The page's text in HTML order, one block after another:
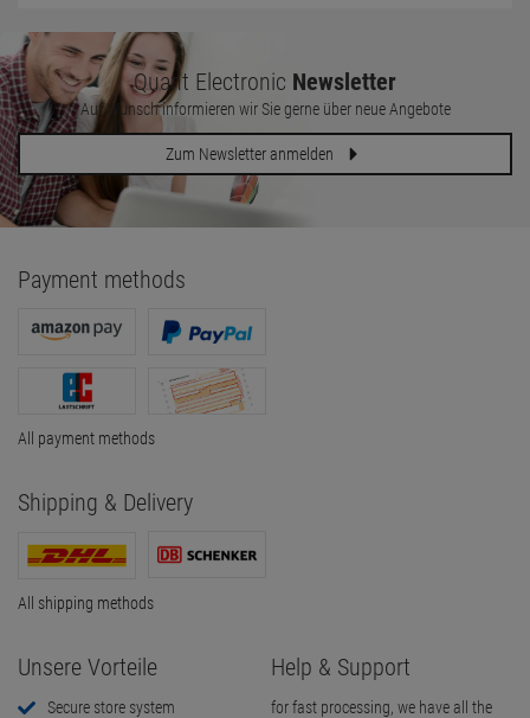
Quant Electronic Newsletter
Auf Wunsch informieren wir Sie gerne über neue Angebote
Zum Newsletter anmelden
Payment methods
All payment methods
Shipping & Delivery
All shipping methods
Unsere Vorteile
Secure store system
Help & Support
for fast processing, we have all the